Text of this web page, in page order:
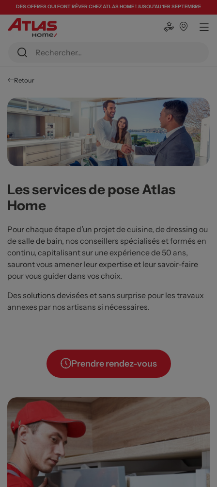
DES OFFRES QUI FONT RÊVER CHEZ ATLAS HOME ! JUSQU'AU 1ER SEPTEMBRE
Retour
Les services de pose Atlas
Home
Pour chaque étape d’un projet de cuisine, de dressing ou
de salle de bain, nos conseillers spécialisés et formés en
continu, capitalisant sur une expérience de 50 ans,
sauront vous amener leur expertise et leur savoir-faire
pour vous guider dans vos choix.
Des solutions devisées et sans surprise pour les travaux
annexes par nos artisans si nécessaires.
Prendre rendez-vous